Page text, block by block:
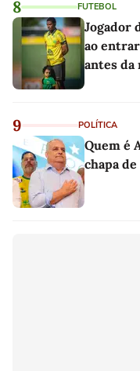
8 FUTEBOL
Jogador
ao
antes da
9 POLÍTICA
Quem é
chapa